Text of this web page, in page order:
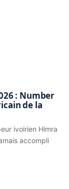
: Number
de la
ivoirien Himra
accompli